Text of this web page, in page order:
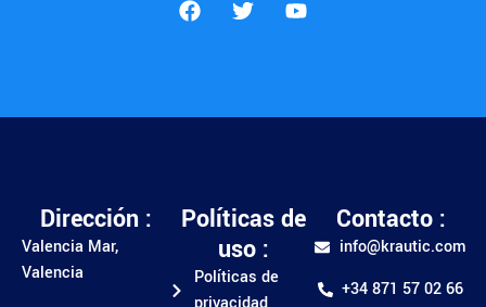
Dirección :
Valencia Mar,
Valencia
Políticas de
uso :
Políticas de
Contacto :
info@krautic.com
+34 871 57 02 66